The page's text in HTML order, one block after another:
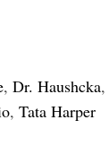
, Dr. Haushcka,
, Tata Harper